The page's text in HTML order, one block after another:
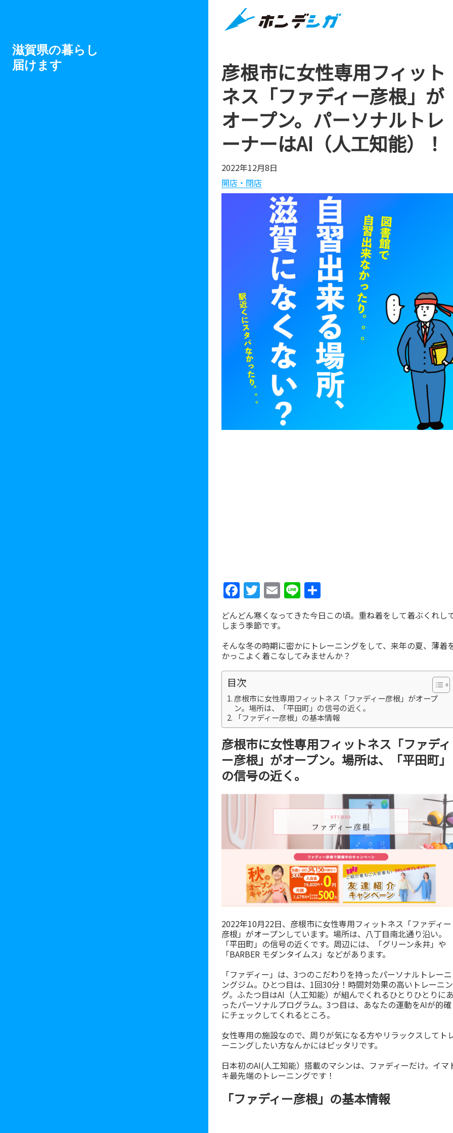
彦根市に女性専用フィット
ネス「ファディー彦根」が
オープン。パーソナルトレ
ーナーはAI（人工知能）！
2022年12月8日
開店・閉店
Facebook
Twitter
Email
Line
有
どんどん寒くなってきた今日この頃。重ね着をして着ぶくれし
しまう季節です。
そんな冬の時期に密かにトレーニングをして、来年の夏、薄着
かっこよく着こなしてみませんか？
目次
彦根市に女性専用フィットネス「ファディー彦根」がオープ
ン。場所は、「平田町」の信号の近く。
「ファディー彦根」の基本情報
彦根市に女性専用フィットネス「ファディ
ー彦根」がオープン。場所は、「平田町」
の信号の近く。
2022年10月22日、彦根市に女性専用フィットネス「ファディー
彦根」がオープンしています。場所は、八丁目南北通り沿い。
「平田町」の信号の近くです。周辺には、「グリーン永井」や
「BARBER モダンタイムス」などがあります。
「ファディー」は、3つのこだわりを持ったパーソナルトレーニ
ングジム。ひとつ目は、1回30分！時間対効果の高いトレーニン
グ。ふたつ目はAI（人工知能）が組んでくれるひとりひとりに
ったパーソナルプログラム。3つ目は、あなたの運動をAIが的確
にチェックしてくれるところ。
女性専用の施設なので、周りが気になる方やリラックスしてト
ーニングしたい方なんかにはピッタリです。
日本初のAI(人工知能）搭載のマシンは、ファディーだけ。イマ
キ最先端のトレーニングです！
「ファディー彦根」の基本情報
滋賀県の暮らし
届けます